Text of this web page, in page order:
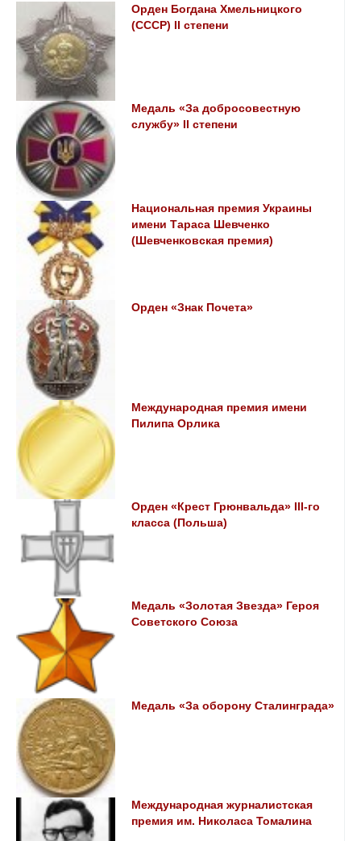
Орден Богдана Хмельницкого
(СССР) II степени
Медаль «За добросовестную
службу» II степени
Национальная премия Украины
имени Тараса Шевченко
(Шевченковская премия)
Орден «Знак Почета»
Международная премия имени
Пилипа Орлика
Орден «Крест Грюнвальда» III-го
класса (Польша)
Медаль «Золотая Звезда» Героя
Советского Союза
Медаль «За оборону Сталинграда»
Международная журналистская
премия им. Николаса Томалина